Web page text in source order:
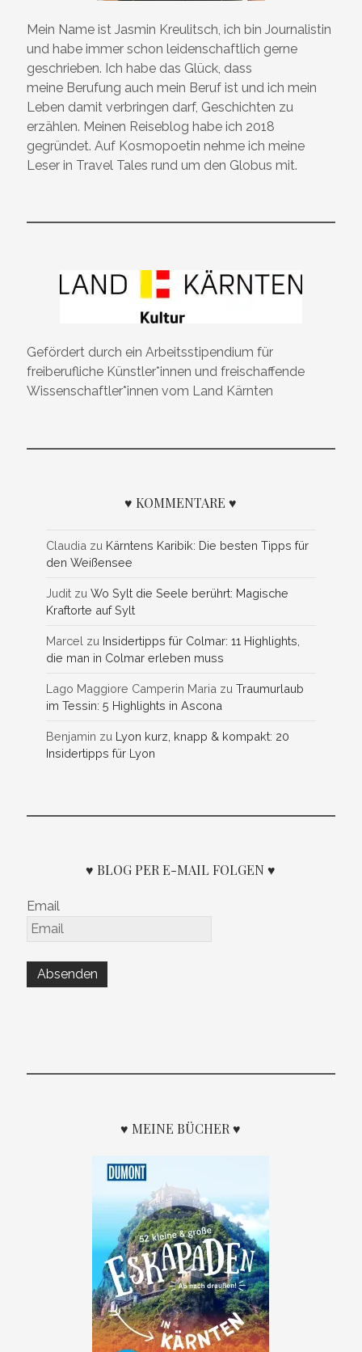
Mein Name ist Jasmin Kreulitsch, ich bin Journalistin
und habe immer schon leidenschaftlich gerne
geschrieben. Ich habe das Glück, dass
meine Berufung auch mein Beruf ist und ich mein
Leben damit verbringen darf, Geschichten zu
erzählen. Meinen Reiseblog habe ich 2018
gegründet. Auf Kosmopoetin nehme ich meine
Leser in Travel Tales rund um den Globus mit.
Gefördert durch ein Arbeitsstipendium für
freiberufliche Künstler*innen und freischaffende
Wissenschaftler*innen vom Land Kärnten
♥ KOMMENTARE ♥
Claudia zu Kärntens Karibik: Die besten Tipps für
den Weißensee
Judit zuWo Sylt die Seele berührt: Magische
Kraftorte auf Sylt
Marcel zu Insidertipps für Colmar: 11 Highlights,
die man in Colmar erleben muss
Lago Maggiore Camperin Maria zuTraumurlaub
im Tessin: 5 Highlights in Ascona
Benjamin zu Lyon kurz, knapp & kompakt: 20
Insidertipps für Lyon
♥ BLOG PER E-MAIL FOLGEN ♥
Email
♥ MEINE BÜCHER ♥